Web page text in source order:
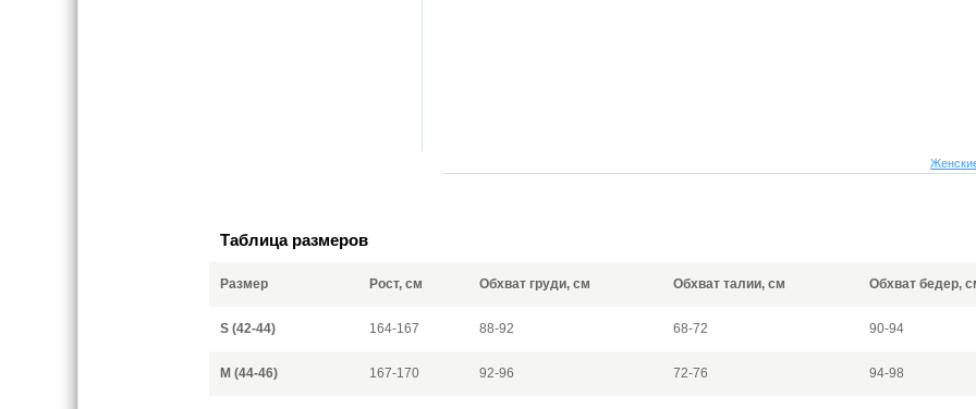
Таблица размеров
Размер Рост, см Обхват груди, см Обхват талии, см Обхват бедер,
S (42-44) 164-167 88-92 68-72 90-94
M (44-46) 167-170 92-96 72-76 94-98